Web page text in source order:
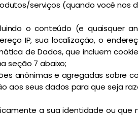
serviços (quando você nos
o conteúdo (e quaisquer
IP, sua localização, o
de Dados, que incluem
seção 7 abaixo;
anônimas e agregadas sobre
seus dados para que seja
a sua identidade ou que